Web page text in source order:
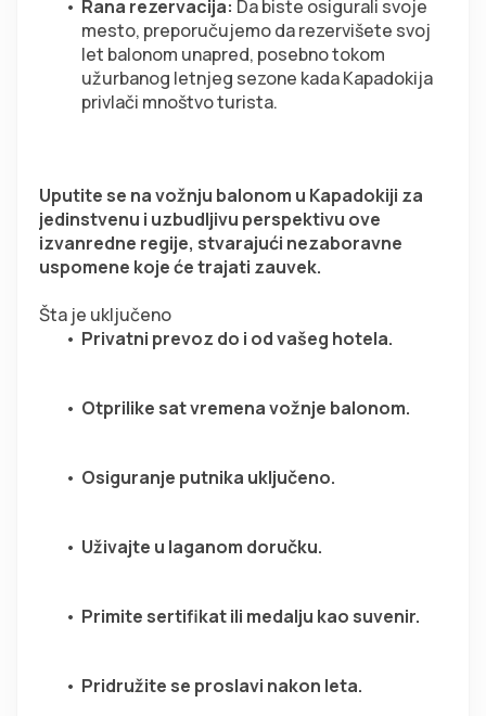
Rana rezervacija: Da biste osigurali svoje
mesto, preporučujemo da rezervišete svoj
let balonom unapred, posebno tokom
užurbanog letnjeg sezone kada Kapadokija
privlači mnoštvo turista.
Uputite se na vožnju balonom u Kapadokiji za
jedinstvenu i uzbudljivu perspektivu ove
izvanredne regije, stvarajući nezaboravne
uspomene koje će trajati zauvek.
Šta je uključeno
Privatni prevoz do i od vašeg hotela.
Otprilike sat vremena vožnje balonom.
Osiguranje putnika uključeno.
Uživajte u laganom doručku.
Primite sertifikat ili medalju kao suvenir.
Pridružite se proslavi nakon leta.